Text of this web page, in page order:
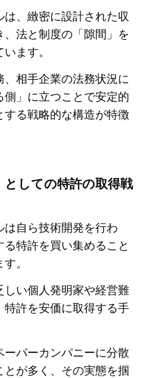
、緻密に設計された収
法と制度の「隙間」を
ます。
、相手企業の法務状況に
側」に立つことで安定的
する戦略的な構造が特徴
しての特許の取得戦
は自ら技術開発を行わ
特許を買い集めること
。
しい個人発明家や経営難
特許を安価に取得する手
ーパーカンパニーに分散
とが多く、その実態を掴